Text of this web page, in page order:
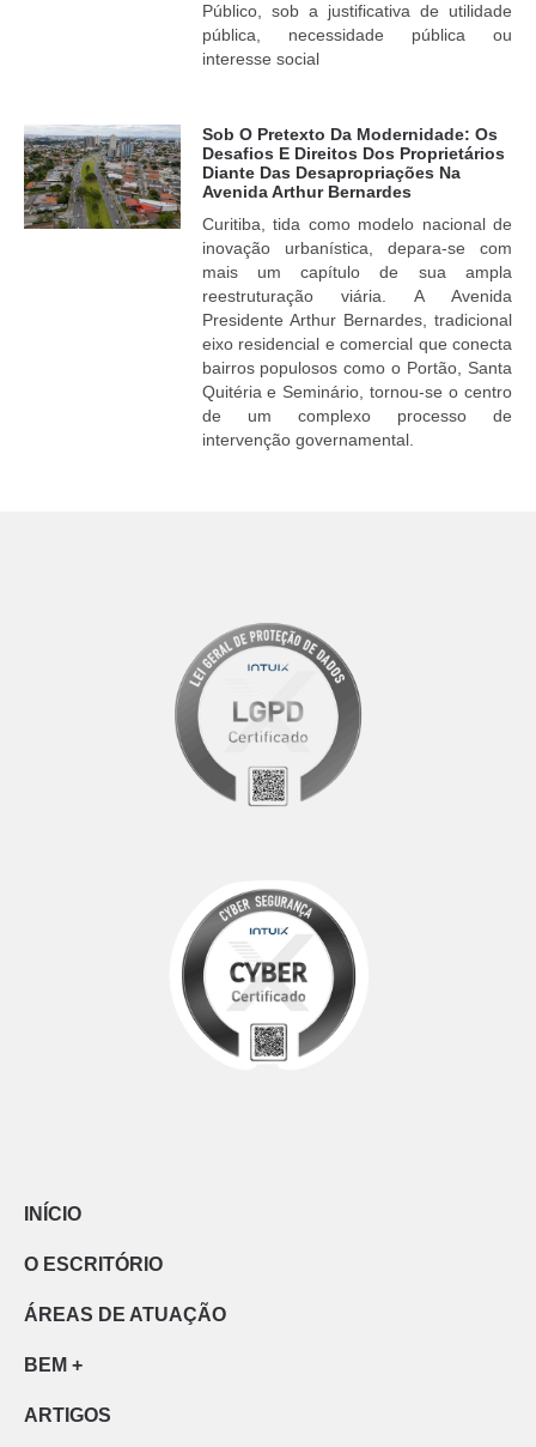
Público, sob a justificativa de utilidade
pública, necessidade pública ou
interesse social
Sob O Pretexto Da Modernidade: Os
Desafios E Direitos Dos Proprietários
Diante Das Desapropriações Na
Avenida Arthur Bernardes
Curitiba, tida como modelo nacional de
inovação urbanística, depara-se com
mais um capítulo de sua ampla
reestruturação viária. A Avenida
Presidente Arthur Bernardes, tradicional
eixo residencial e comercial que conecta
bairros populosos como o Portão, Santa
Quitéria e Seminário, tornou-se o centro
de um complexo processo de
intervenção governamental.
INÍCIO
O ESCRITÓRIO
ÁREAS DE ATUAÇÃO
BEM +
ARTIGOS